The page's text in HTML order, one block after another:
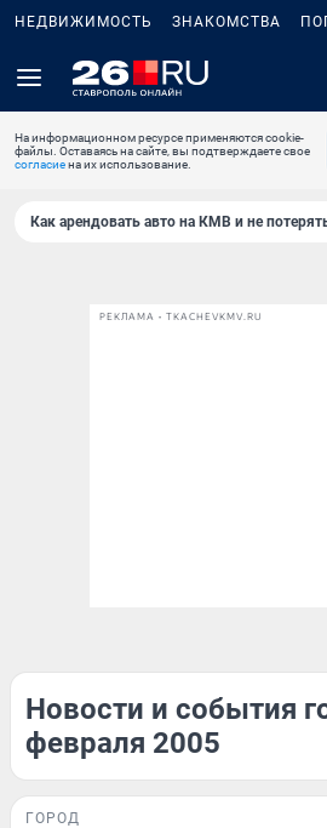
НЕДВИЖИМОСТЬ ЗНАКОМСТВА
На информационном ресурсе применяются cookie-
файлы. Оставаясь на сайте, вы подтверждаете свое
согласиена их использование.
Как арендовать авто на КМВ и не
РЕКЛАМА • TKACHEVKMV.RU
Новости и события
февраля 2005
ГОРОД